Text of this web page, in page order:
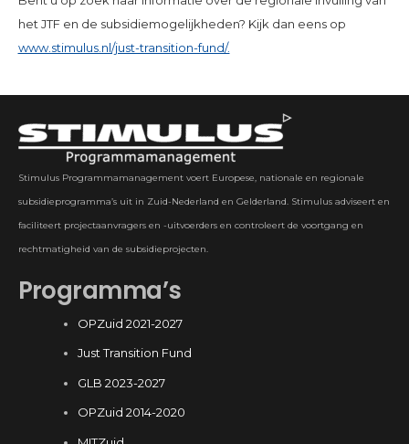
het JTF en de subsidiemogelijkheden? Kijk dan eens op
www.stimulus.nl/just-transition-fund/.
Stimulus Programmamanagement voert Europese, nationale en regionale
subsidieprogramma’s uit in Zuid-Nederland en Gelderland. Stimulus adviseert en
faciliteert projectaanvragers en -uitvoerders en controleert de voortgang en
rechtmatigheid van de subsidieprojecten.
Programma’s
OPZuid 2021-2027
Just Transition Fund
GLB 2023-2027
OPZuid 2014-2020